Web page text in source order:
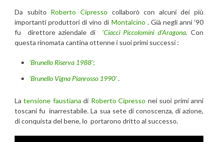
Da subito Roberto Cipresso collaborò con alcuni dei più
importanti produttori di vino di Montalcino . Già negli anni ’90
fu direttore aziendale di ‘Ciacci Piccolomini d’Aragona. Con
questa rinomata cantina ottenne i suoi primi successi :
‘Brunello Riserva 1988’;
‘Brunello Vigna Pianrosso 1990’.
Latensione faustiana di Roberto Cipresso nei suoi primi anni
toscani fu inarrestabile. La sua sete di conoscenza, di azione,
di conquista del bene, lo portarono dritto al successo.